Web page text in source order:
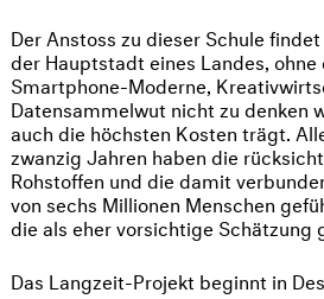
Der Anstoss zu dieser Schule
der Hauptstadt eines Landes, ohne
Smartphone-Moderne,
Datensammelwut nicht zu denken
auch die höchsten Kosten trägt.
zwanzig Jahren haben die
Rohstoffen und die damit
von sechs Millionen Menschen
die als eher vorsichtige Schätzung
Das Langzeit-Projekt beginnt in